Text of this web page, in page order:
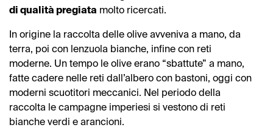
di qualità pregiata molto ricercati.
In origine la raccolta delle olive avveniva a mano, da
terra, poi con lenzuola bianche, infine con reti
moderne. Un tempo le olive erano “sbattute” a mano,
fatte cadere nelle reti dall’albero con bastoni, oggi con
moderni scuotitori meccanici. Nel periodo della
raccolta le campagne imperiesi si vestono di reti
bianche verdi e arancioni.